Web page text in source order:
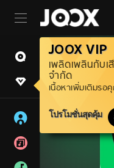
JOOX VIP
เพลิดเพลินกับเ
จำกัด
เนื้อหาเพิ่มเติมร
โปรโมชั่นสุดคุ้ม